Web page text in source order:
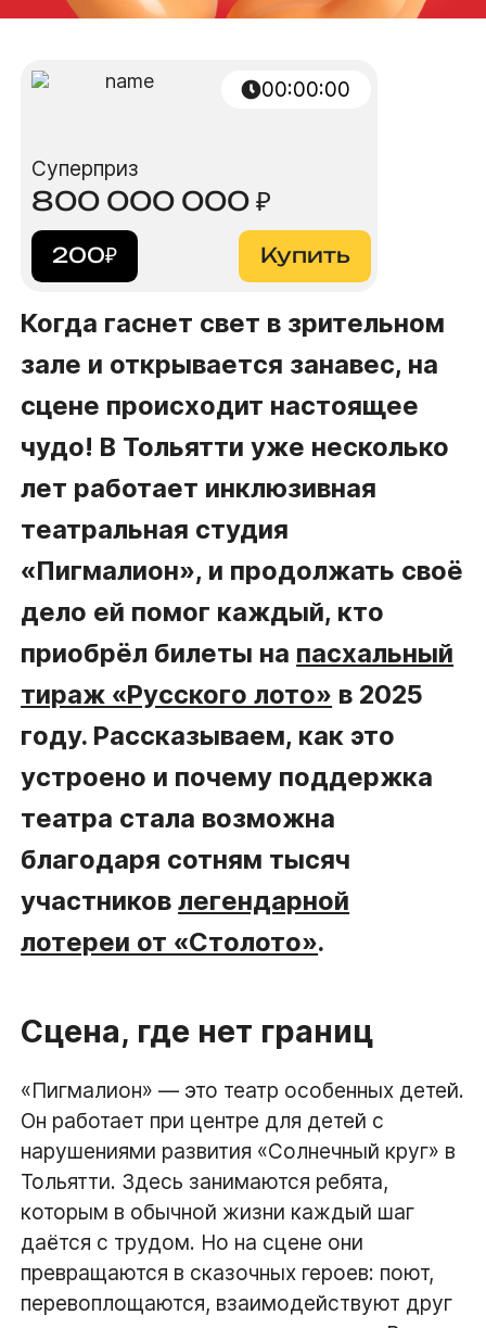
00:00:00
Суперприз
800 000 000₽
200₽ Купить
Когда гаснет свет в зрительном
зале и открывается занавес, на
сцене происходит настоящее
чудо! В Тольятти уже несколько
лет работает инклюзивная
театральная студия
«Пигмалион», и продолжать своё
дело ей помог каждый, кто
приобрёл билеты на пасхальный
тираж «Русского лото» в 2025
году. Рассказываем, как это
устроено и почему поддержка
театра стала возможна
благодаря сотням тысяч
участниковлегендарной
лотереи от «Столото».
Сцена, где нет границ
«Пигмалион» — это театр особенных детей.
Он работает при центре для детей с
нарушениями развития «Солнечный круг» в
Тольятти. Здесь занимаются ребята,
которым в обычной жизни каждый шаг
даётся с трудом. Но на сцене они
превращаются в сказочных героев: поют,
перевоплощаются, взаимодействуют друг